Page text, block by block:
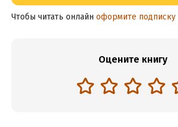
Чтобы читать онлайн оформите подписку
Оцените книгу